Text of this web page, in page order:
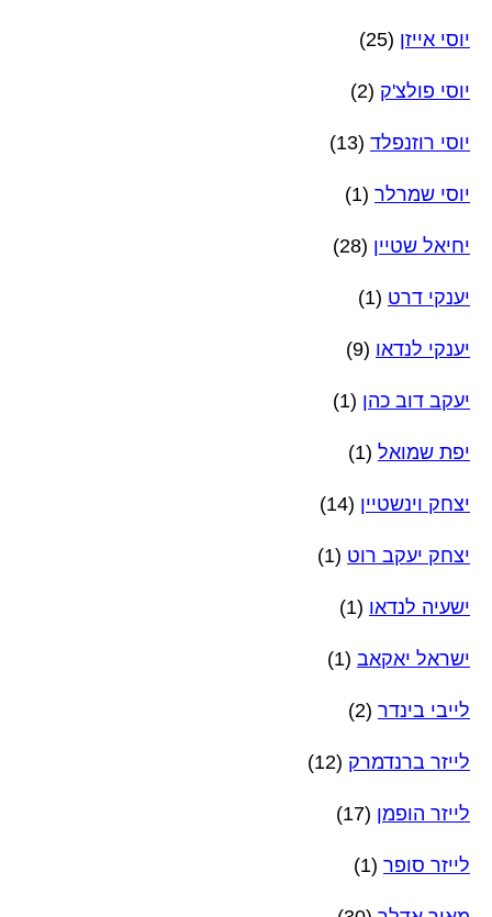
יוסי אייזן (25)
יוסי פולצ'ק (2)
יוסי רוזנפלד (13)
יוסי שמרלר (1)
יחיאל שטיין (28)
יענקי דרט (1)
יענקי לנדאו (9)
יעקב דוב כהן (1)
יפת שמואל (1)
יצחק וינשטיין (14)
יצחק יעקב רוט (1)
ישעיה לנדאו (1)
ישראל יאקאב (1)
לייבי בינדר (2)
לייזר ברנדמרק (12)
לייזר הופמן (17)
לייזר סופר (1)